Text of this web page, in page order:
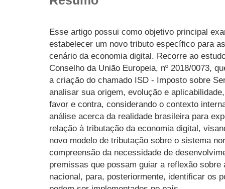
Esse artigo possui como objetivo principal
estabelecer um novo tributo específico para
cenário da economia digital. Recorre ao
Conselho da União Europeia, nº 2018/0073,
a criação do chamado ISD - Imposto sobre
analisar sua origem, evolução e
favor e contra, considerando o contexto
análise acerca da realidade brasileira para
relação à tributação da economia digital,
novo modelo de tributação sobre o sistema
compreensão da necessidade de
premissas que possam guiar a reflexão
nacional, para, posteriormente, identificar os